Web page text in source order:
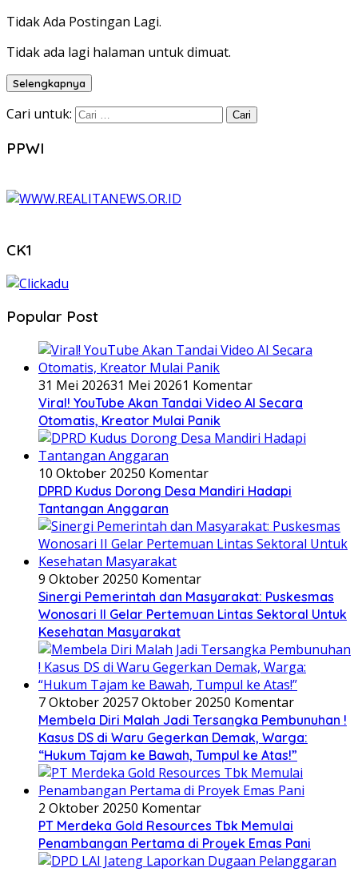
Tidak Ada Postingan Lagi.
Tidak ada lagi halaman untuk dimuat.
Selengkapnya
Cari untuk:
PPWI
CK1
Popular Post
31 Mei 202631 Mei 20261 Komentar
Viral! YouTube Akan Tandai Video AI Secara
Otomatis, Kreator Mulai Panik
10 Oktober 20250 Komentar
DPRD Kudus Dorong Desa Mandiri Hadapi
Tantangan Anggaran
9 Oktober 20250 Komentar
Sinergi Pemerintah dan Masyarakat: Puskesmas
Wonosari II Gelar Pertemuan Lintas Sektoral Untuk
Kesehatan Masyarakat
7 Oktober 20257 Oktober 20250 Komentar
Membela Diri Malah Jadi Tersangka Pembunuhan !
Kasus DS di Waru Gegerkan Demak, Warga:
“Hukum Tajam ke Bawah, Tumpul ke Atas!”
2 Oktober 20250 Komentar
PT Merdeka Gold Resources Tbk Memulai
Penambangan Pertama di Proyek Emas Pani